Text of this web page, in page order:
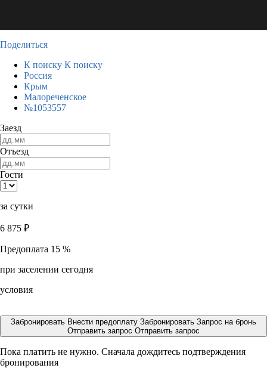
Поделиться
К поиску К поиску
Россия
Крым
Малореченское
№1053557
Заезд
Отъезд
Гости
за сутки
6 875 ₽
Предоплата 15 %
при заселении сегодня
условия
Забронировать Внести предоплату Забронировать Запрос на бронь
Отправить запрос Отправить запрос
Пока платить не нужно. Сначала дождитесь подтверждения
бронирования